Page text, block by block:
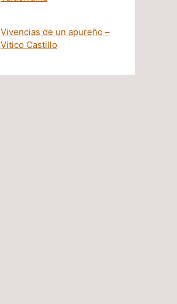
Vivencias de un apureño –
Vitico Castillo